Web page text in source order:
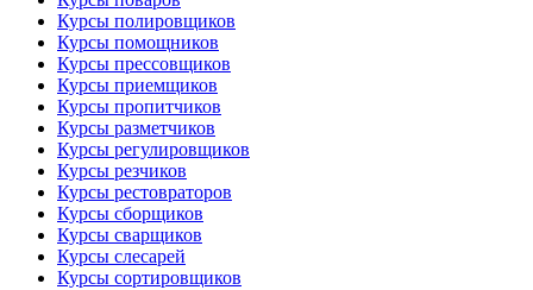
Курсы полировщиков
Курсы помощников
Курсы прессовщиков
Курсы приемщиков
Курсы пропитчиков
Курсы разметчиков
Курсы регулировщиков
Курсы резчиков
Курсы рестовраторов
Курсы сборщиков
Курсы сварщиков
Курсы слесарей
Курсы сортировщиков